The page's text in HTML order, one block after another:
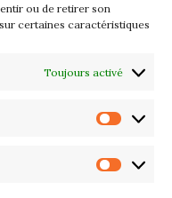
ou de retirer son
certaines caractéristiques
Toujours activé
de